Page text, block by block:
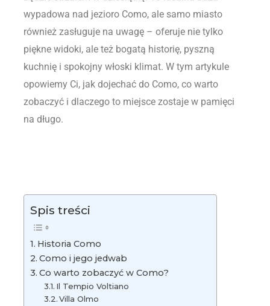
wypadowa nad jezioro Como, ale samo miasto
również zasługuje na uwagę – oferuje nie tylko
piękne widoki, ale też bogatą historię, pyszną
kuchnię i spokojny włoski klimat. W tym artykule
opowiemy Ci, jak dojechać do Como, co warto
zobaczyć i dlaczego to miejsce zostaje w pamięci
na długo.
Spis treści
Historia Como
Como i jego jedwab
Co warto zobaczyć w Como?
Il Tempio Voltiano
Villa Olmo